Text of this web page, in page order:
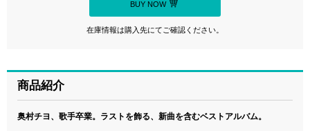
BUY NOW
在庫情報は購入先にてご確認ください。
商品紹介
奥村チヨ、歌手卒業。ラストを飾る、新曲を含むベストアルバム。